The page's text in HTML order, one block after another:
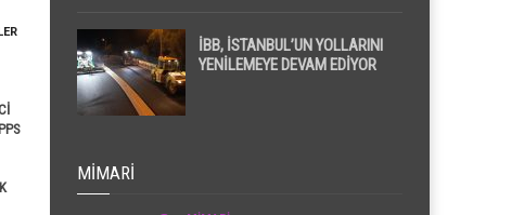
Dikkat Çekti
İBB, İSTANBUL’UN YOLLARINI
YENİLEMEYE DEVAM EDİYOR
MIMARI